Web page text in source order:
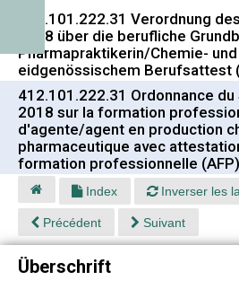
412.101.222.31 Verordnung
2018 über die berufliche
Pharmapraktikerin/Chemie-
eidgenössischem Berufsattest
412.101.222.31 Ordonnance du
2018 sur la formation
d'agente/agent en production
pharmaceutique avec
formation professionnelle (AFP)
Index Inverser les
Précédent Suivant
Überschrift